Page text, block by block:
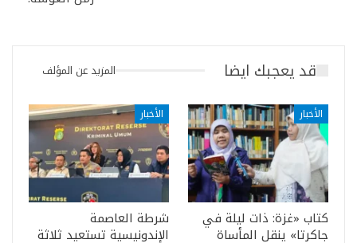
قد يعجبك ايضا المزيد عن المؤلف
الأخبار
كتاب «غزة: ذات ليلة في
جاكرتا» ينقل المأساة
الأخبار
شرطة العاصمة
الإندونيسية تستعيد ثلاثة